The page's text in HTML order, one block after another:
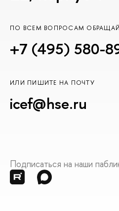
ПО ВСЕМ ВОПРОСАМ
+7 (495) 580-
ИЛИ ПИШИТЕ НА ПОЧТУ
icef@hse.ru
Подписаться на наши